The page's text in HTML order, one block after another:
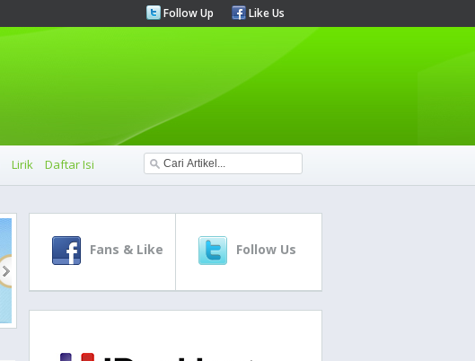
Follow Up Like Us
Lirik Daftar Isi
Fans & Like Follow Us